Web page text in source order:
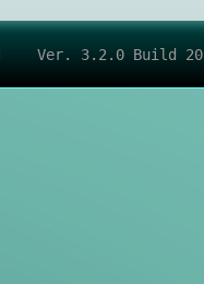
Ver. 3.2.0 Build